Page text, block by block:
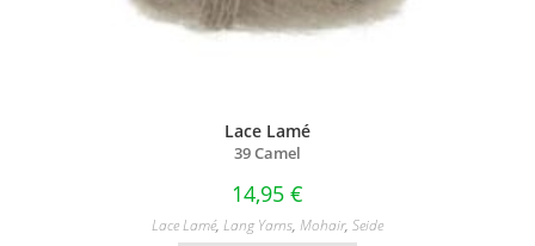
Lace Lamé
39 Camel
14,95 €
Lace Lamé, Lang Yarns, Mohair, Seide